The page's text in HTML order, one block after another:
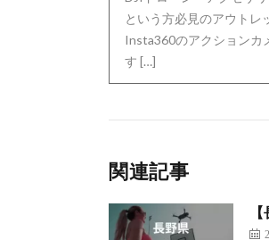
という方必見のアウトレ
Insta360のアクションカ
す […]
関連記事